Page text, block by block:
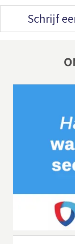
Schrijf